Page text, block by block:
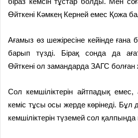
Өйткені Кәмкең Керней емес Қожа
Ағамыз өз шежіресіне кейінде
барып түзді. Бірақ сонда да
Өйткені ол замандарда ЗАГС болған
Сол кемшіліктерін айтпадық емес,
кеміс тұсы осы жерде көріне­ді. Бұл
кем­шіліктерін түземей сол